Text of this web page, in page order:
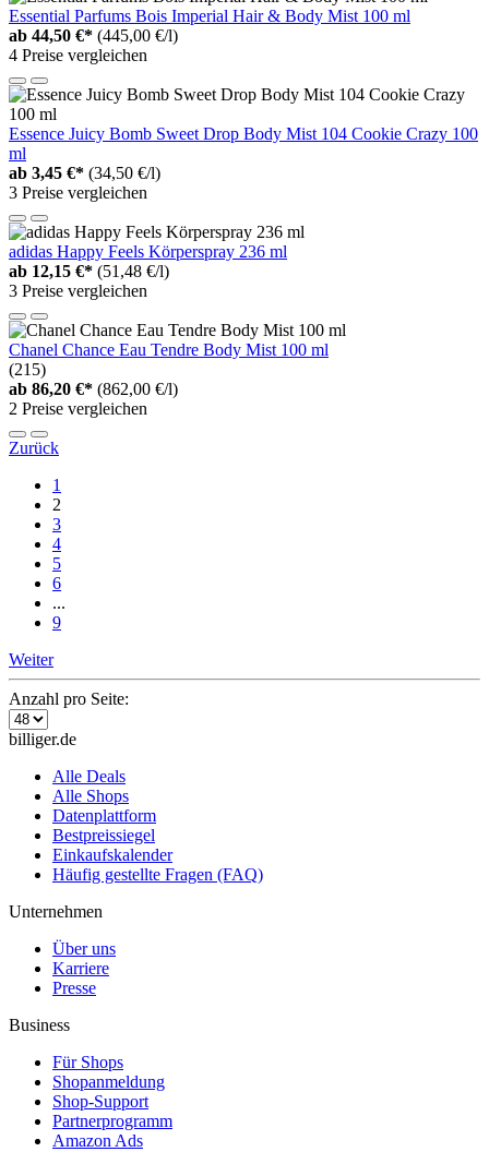
Essential Parfums Bois Imperial Hair & Body Mist 100 ml
ab 44,50 €* (445,00 €/l)
4 Preise vergleichen
Essence Juicy Bomb Sweet Drop Body Mist 104 Cookie Crazy 100
ml
ab 3,45 €* (34,50 €/l)
3 Preise vergleichen
adidas Happy Feels Körperspray 236 ml
ab 12,15 €* (51,48 €/l)
3 Preise vergleichen
Chanel Chance Eau Tendre Body Mist 100 ml
(215)
ab 86,20 €* (862,00 €/l)
2 Preise vergleichen
Zurück
1
2
3
4
5
6
...
9
Weiter
Anzahl pro Seite:
billiger.de
Alle Deals
Alle Shops
Datenplattform
Bestpreissiegel
Einkaufskalender
Häufig gestellte Fragen (FAQ)
Unternehmen
Über uns
Karriere
Presse
Business
Für Shops
Shopanmeldung
Shop-Support
Partnerprogramm
Amazon Ads